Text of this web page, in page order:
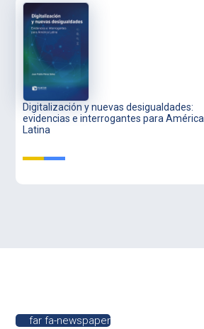
Digitalización y nuevas desigualdades:
evidencias e interrogantes para América
Latina
far fa-newspaper